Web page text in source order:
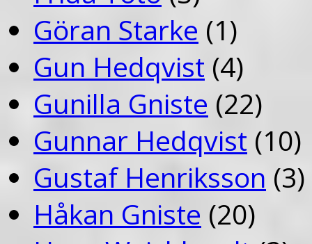
Göran Starke (1)
Gun Hedqvist (4)
Gunilla Gniste (22)
Gunnar Hedqvist (10)
Gustaf Henriksson (3)
Håkan Gniste (20)